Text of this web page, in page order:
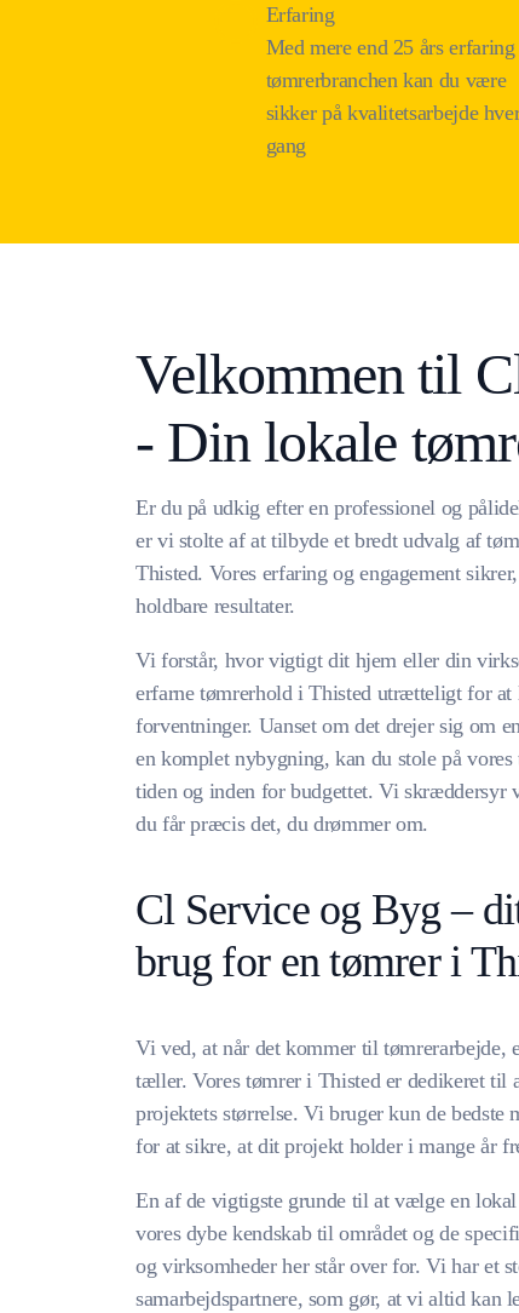
Erfaring
Med mere end 25 års
tømrerbranchen kan du være
sikker på kvalitetsarbejde
gang
Velkommen til
- Din lokale
Er du på udkig efter en professionel og
er vi stolte af at tilbyde et bredt udvalg af
Thisted. Vores erfaring og engagement
holdbare resultater.
Vi forstår, hvor vigtigt dit hjem eller din
erfarne tømrerhold i Thisted utrætteligt for at
forventninger. Uanset om det drejer sig om
en komplet nybygning, kan du stole på
tiden og inden for budgettet. Vi skræddersyr
du får præcis det, du drømmer om.
Cl Service og Byg –
brug for en tømrer i
Vi ved, at når det kommer til
tæller. Vores tømrer i Thisted er dedikeret til
projektets størrelse. Vi bruger kun de bedste
for at sikre, at dit projekt holder i mange år
En af de vigtigste grunde til at vælge en
vores dybe kendskab til området og de
og virksomheder her står over for. Vi har et
samarbejdspartnere, som gør, at vi altid kan